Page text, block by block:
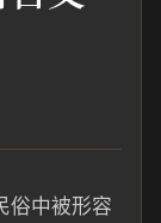
俗中被形容